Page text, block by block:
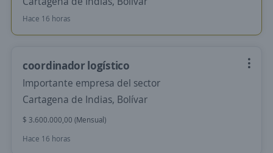
Hace 16 horas
coordinador logístico
Importante empresa del sector
Cartagena de Indias, Bolívar
$ 3.600.000,00 (Mensual)
Hace 16 horas